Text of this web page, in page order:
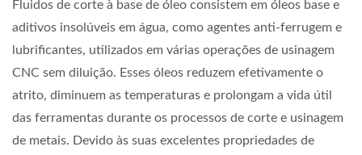
Fluidos de corte à base de óleo consistem em óleos base e
aditivos insolúveis em água, como agentes anti-ferrugem e
lubrificantes, utilizados em várias operações de usinagem
CNC sem diluição. Esses óleos reduzem efetivamente o
atrito, diminuem as temperaturas e prolongam a vida útil
das ferramentas durante os processos de corte e usinagem
de metais. Devido às suas excelentes propriedades de